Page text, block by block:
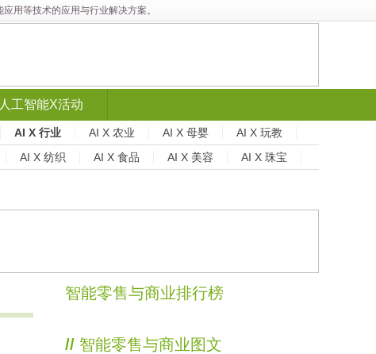
用等技术的应用与行业解决方案。
人工智能X活动
AI X 行业 AI X 农业 AI X 母婴
AI X 玩教
AI X 纺织 AI X 食品 AI X 美容 AI X 珠宝
智能零售与商业排行榜
// 智能零售与商业图文